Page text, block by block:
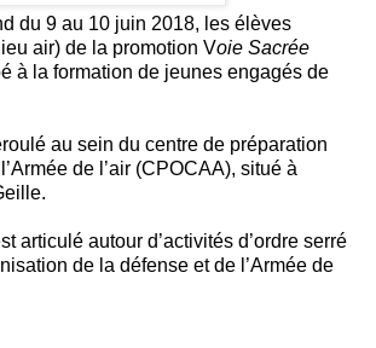
du 9 au 10 juin 2018, les élèves
air) de la promotion Voie Sacrée
à la formation de jeunes engagés de
au sein du centre de préparation
de l’air (CPOCAA), situé à
articulé autour d’activités d’ordre serré
de la défense et de l’Armée de